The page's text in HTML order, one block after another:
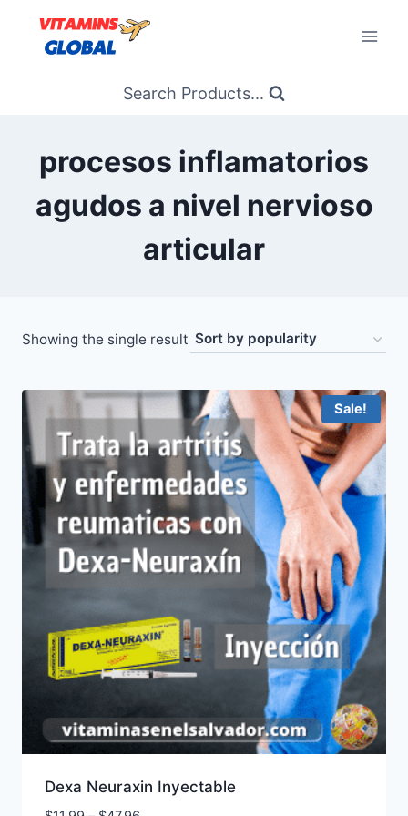
content
Search Products...
procesos inflamatorios
agudos a nivel nervioso
articular
Showing the single result
Sale!
Dexa Neuraxin Inyectable